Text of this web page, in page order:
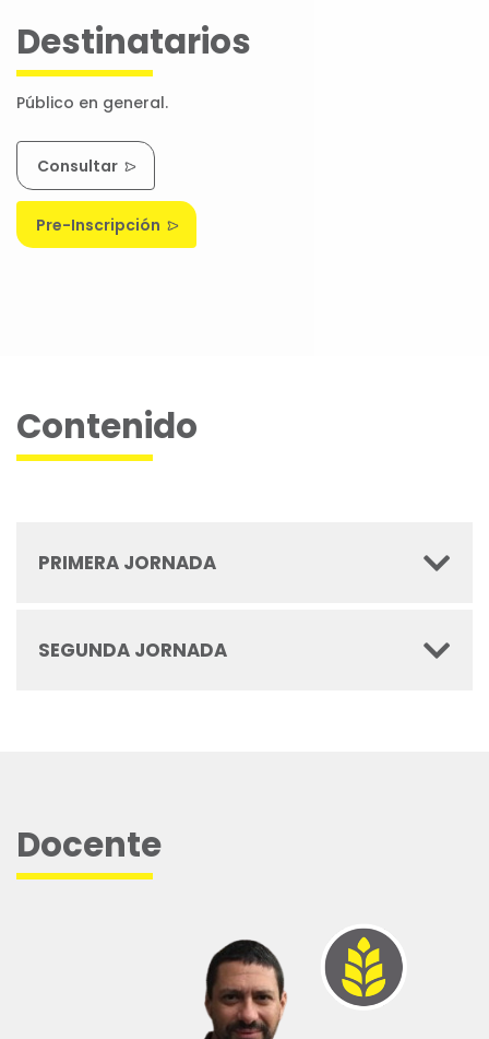
Destinatarios
Público en general.
Consultar
Pre-Inscripción
Contenido
PRIMERA JORNADA
SEGUNDA JORNADA
Docente